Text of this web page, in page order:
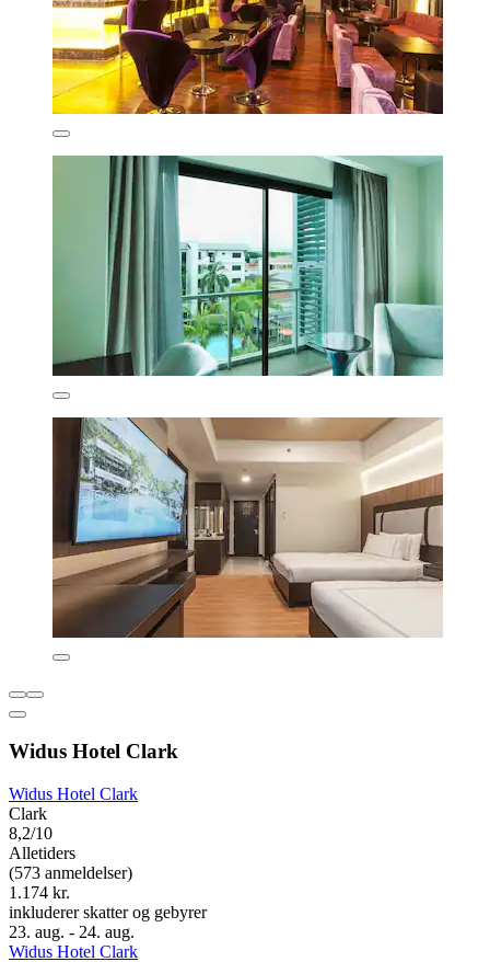
Widus Hotel Clark
Widus Hotel Clark
Clark
8,2/10
Alletiders
(573 anmeldelser)
1.174 kr.
inkluderer skatter og gebyrer
23. aug. - 24. aug.
Widus Hotel Clark